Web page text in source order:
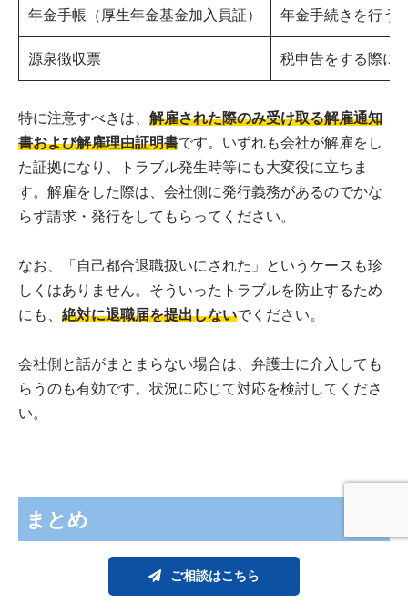
年金手帳（厚生年金基金加入員証） 年金手続きを行う
源泉徴収票 税申告をする際に
特に注意すべきは、 解雇された際のみ受け取る解雇通知
書および解雇理由証明書です。いずれも会社が解雇をし
た証拠になり、トラブル発生時等にも大変役に立ちま
す。解雇をした際は、会社側に発行義務があるのでかな
らず請求・発行をしてもらってください。
なお、「自己都合退職扱いにされた」というケースも珍
しくはありません。そういったトラブルを防止するため
にも、 絶対に退職届を提出しないでください。
会社側と話がまとまらない場合は、弁護士に介入しても
らうのも有効です。状況に応じて対応を検討してくださ
い。
まとめ
今回は、能力不足が原因で会社をクビにできるのかにつ
ご相談はこちら